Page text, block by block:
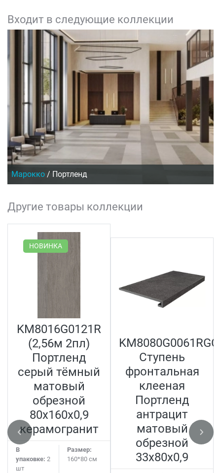
Входит в следующие коллекции
Марокко / Портленд
Другие товары коллекции
НОВИНКА
KM8016G0121R
(2,56м 2пл)
Портленд
серый тёмный
матовый
обрезной
80x160x0,9
керамогранит
В
упаковке: 2
шт
Размер:
160*80 см
Ступень
фронтальная
клееная
Портленд
антрацит
матовый
обрезной
33x80x0,9